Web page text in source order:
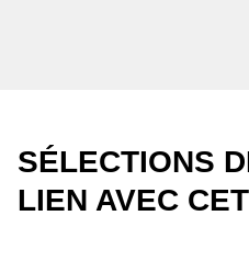
SÉLECTIONS
LIEN AVEC